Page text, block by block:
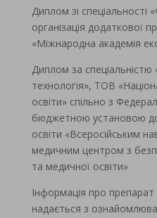
Диплом зі спеціальності
організація додаткової
«Міжнародна академія
Диплом за
технологія», ТОВ
освіти» спільно з
бюджетною установою
освіти «Всеросійським
медичним центром з
та медичної освіти»
Інформація про
надається з